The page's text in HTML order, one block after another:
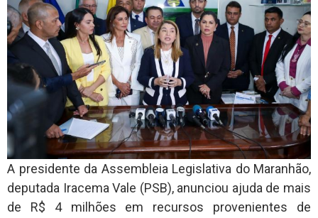
A presidente da Assembleia Legislativa do Maranhão,
deputada Iracema Vale (PSB), anunciou ajuda de mais
de R$ 4 milhões em recursos provenientes de